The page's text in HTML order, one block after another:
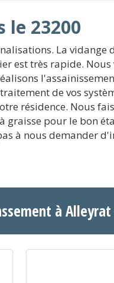
le 23200
La vidange
est très rapide.
de vos
résidence. Nous
pour le bon
à nous demander
à Alleyrat